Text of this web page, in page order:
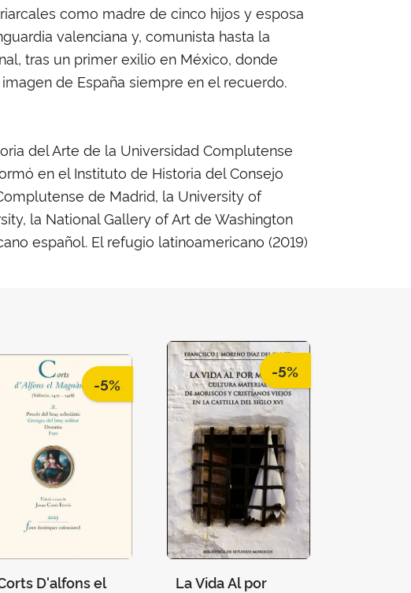
como madre de cinco hijos y esposa
valenciana y, comunista hasta la
tras un primer exilio en México, donde
de España siempre en el recuerdo.
del Arte de la Universidad Complutense
en el Instituto de Historia del Consejo
de Madrid, la University of
la National Gallery of Art de Washington
español. El refugio latinoamericano (2019)
-5%
D'alfons el
-5%
La Vida Al por